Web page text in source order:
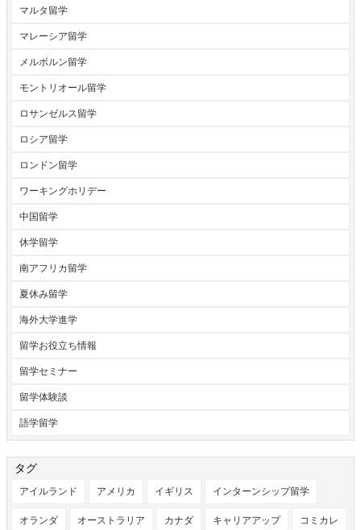
マルタ留学
マレーシア留学
メルボルン留学
モントリオール留学
ロサンゼルス留学
ロシア留学
ロンドン留学
ワーキングホリデー
中国留学
休学留学
南アフリカ留学
夏休み留学
海外大学進学
留学お役立ち情報
留学セミナー
留学体験談
語学留学
タグ
アイルランド アメリカ イギリス インターンシップ留学
オランダ オーストラリア カナダ キャリアアップ コミカレ